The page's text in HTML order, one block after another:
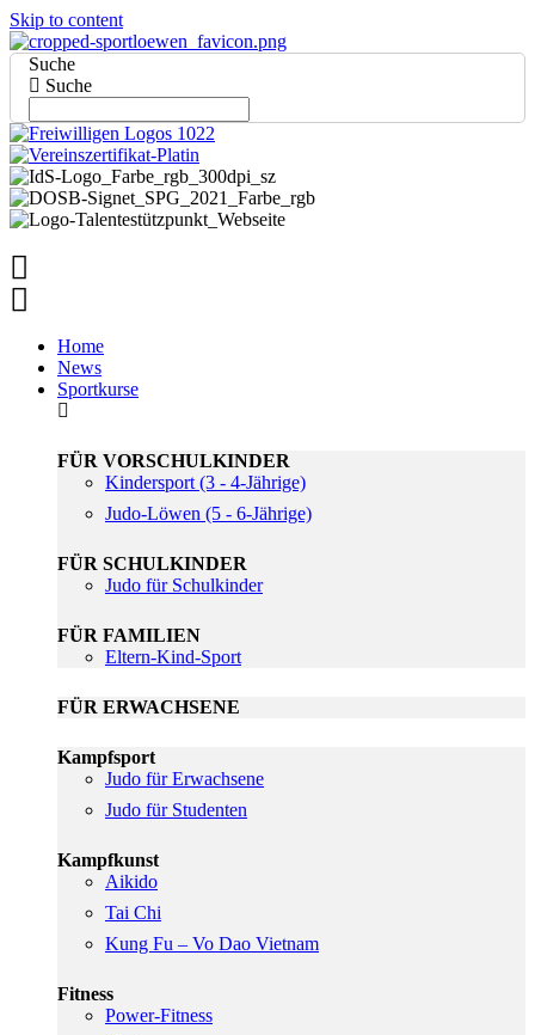
Skip to content
Suche
Suche
Home
News
Sportkurse
FÜR VORSCHULKINDER
Kindersport (3 - 4-Jährige)
Judo-Löwen (5 - 6-Jährige)
FÜR SCHULKINDER
Judo für Schulkinder
FÜR FAMILIEN
Eltern-Kind-Sport
FÜR ERWACHSENE
Kampfsport
Judo für Erwachsene
Judo für Studenten
Kampfkunst
Aikido
Tai Chi
Kung Fu – Vo Dao Vietnam
Fitness
Power-Fitness